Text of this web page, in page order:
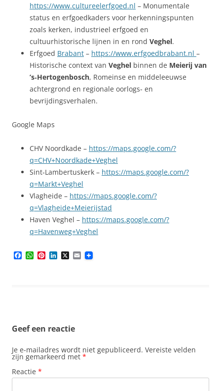
https://www.cultureelerfgoed.nl – Monumentale
status en erfgoedkaders voor herkenningspunten
zoals kerken, industrieel erfgoed en
cultuurhistorische lijnen in en rond Veghel.
Erfgoed Brabant – https://www.erfgoedbrabant.nl –
Historische context van Veghel binnen de Meierij van
’s‑Hertogenbosch, Romeinse en middeleeuwse
achtergrond en regionale oorlogs‑ en
bevrijdingsverhalen.
Google Maps
CHV Noordkade – https://maps.google.com/?
q=CHV+Noordkade+Veghel
Sint‑Lambertuskerk – https://maps.google.com/?
q=Markt+Veghel
Vlagheide – https://maps.google.com/?
q=Vlagheide+Meierijstad
Haven Veghel – https://maps.google.com/?
q=Havenweg+Veghel
W P X E
m
Geef een reactie
Je e-mailadres wordt niet gepubliceerd. Vereiste velden
zijn gemarkeerd met *
Reactie *